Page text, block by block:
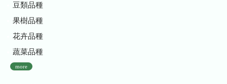
豆類品種
果樹品種
花卉品種
蔬菜品種
more